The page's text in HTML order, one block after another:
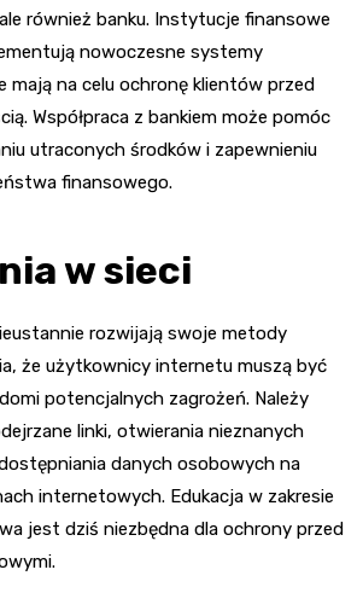
również banku. Instytucje finansowe
nowoczesne systemy
mają na celu ochronę klientów przed
Współpraca z bankiem może pomóc
utraconych środków i zapewnieniu
finansowego.
w sieci
rozwijają swoje metody
że użytkownicy internetu muszą być
potencjalnych zagrożeń. Należy
linki, otwierania nieznanych
danych osobowych na
internetowych. Edukacja w zakresie
jest dziś niezbędna dla ochrony przed